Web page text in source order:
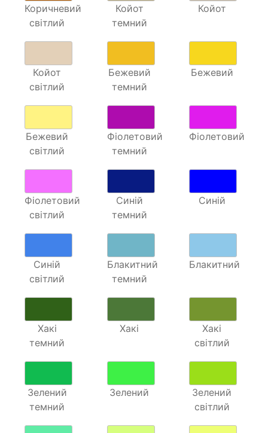
Коричневий
світлий
Койот
темний
Койот
Койот
світлий
Бежевий
темний
Бежевий
Бежевий
світлий
Фіолетовий
темний
Фіолетовий
Фіолетовий
світлий
Синій
темний
Синій
Синій
світлий
Блакитний
темний
Блакитний
Хакі
темний
Хакі
Хакі
світлий
Зелений
темний
Зелений
Зелений
світлий